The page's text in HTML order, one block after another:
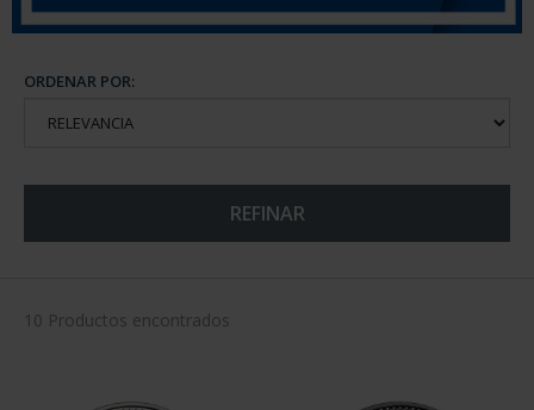
ORDENAR POR:
REFINAR
10 Productos encontrados